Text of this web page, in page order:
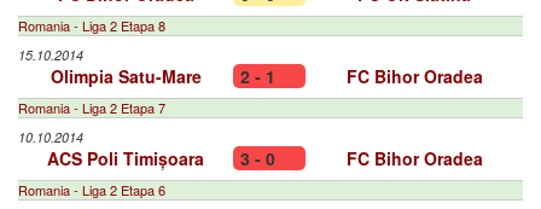
Romania - Liga 2 Etapa 8
15.10.2014
Olimpia Satu-Mare 2 - 1 FC Bihor Oradea
Romania - Liga 2 Etapa 7
10.10.2014
ACS Poli Timișoara 3 - 0 FC Bihor Oradea
Romania - Liga 2 Etapa 6